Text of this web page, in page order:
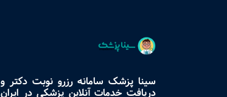
سینا پزشک سامانه رزرو نوبت دکتر و
دریافت خدمات آنلاین پزشکی در ایران